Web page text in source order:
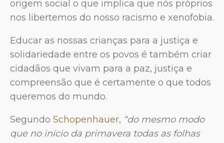
origem social o que implica que nós próprios
nos libertemos do nosso racismo e xenofobia.
Educar as nossas crianças para a justiça e
solidariedade entre os povos é também criar
cidadãos que vivam para a paz, justiça e
compreensão que é certamente o que todos
queremos do mundo.
Segundo Schopenhauer, “do mesmo modo
que no início da primavera todas as folhas